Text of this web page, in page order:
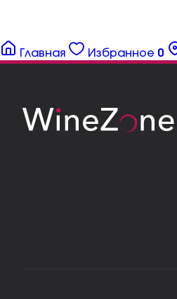
Главная Избранное 0